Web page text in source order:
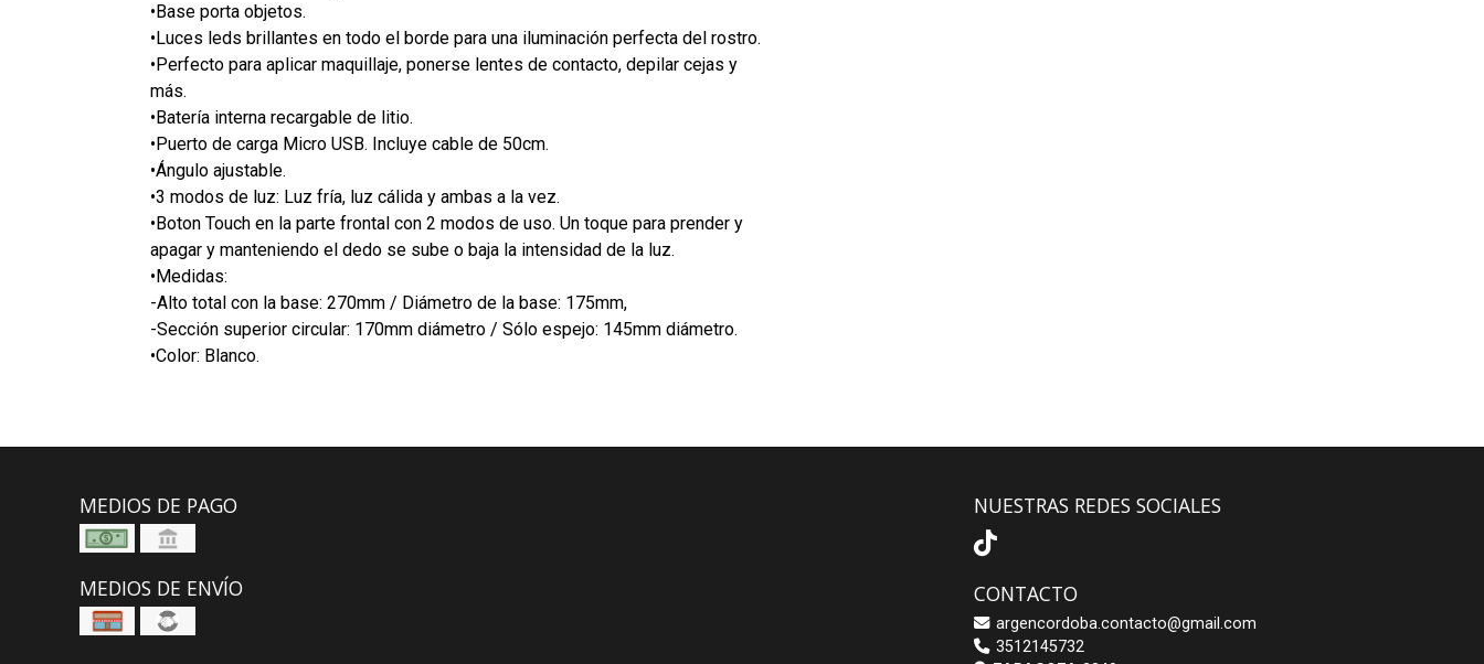
•Base porta objetos.
•Luces leds brillantes en todo el borde para una iluminación perfecta del rostro.
•Perfecto para aplicar maquillaje, ponerse lentes de contacto, depilar cejas y
más.
•Batería interna recargable de litio.
•Puerto de carga Micro USB. Incluye cable de 50cm.
•Ángulo ajustable.
•3 modos de luz: Luz fría, luz cálida y ambas a la vez.
•Boton Touch en la parte frontal con 2 modos de uso. Un toque para prender y
apagar y manteniendo el dedo se sube o baja la intensidad de la luz.
•Medidas:
-Alto total con la base: 270mm / Diámetro de la base: 175mm,
-Sección superior circular: 170mm diámetro / Sólo espejo: 145mm diámetro.
•Color: Blanco.
MEDIOS DE PAGO
MEDIOS DE ENVÍO
NUESTRAS REDES SOCIALES
CONTACTO
argencordoba.contacto@gmail.com
3512145732